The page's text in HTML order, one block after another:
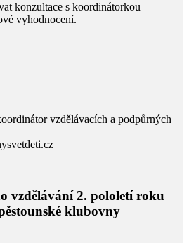
konzultace s koordinátorkou
vyhodnocení.
vzdělávacích a podpůrných
vzdělávání 2. pololetí roku
klubovny